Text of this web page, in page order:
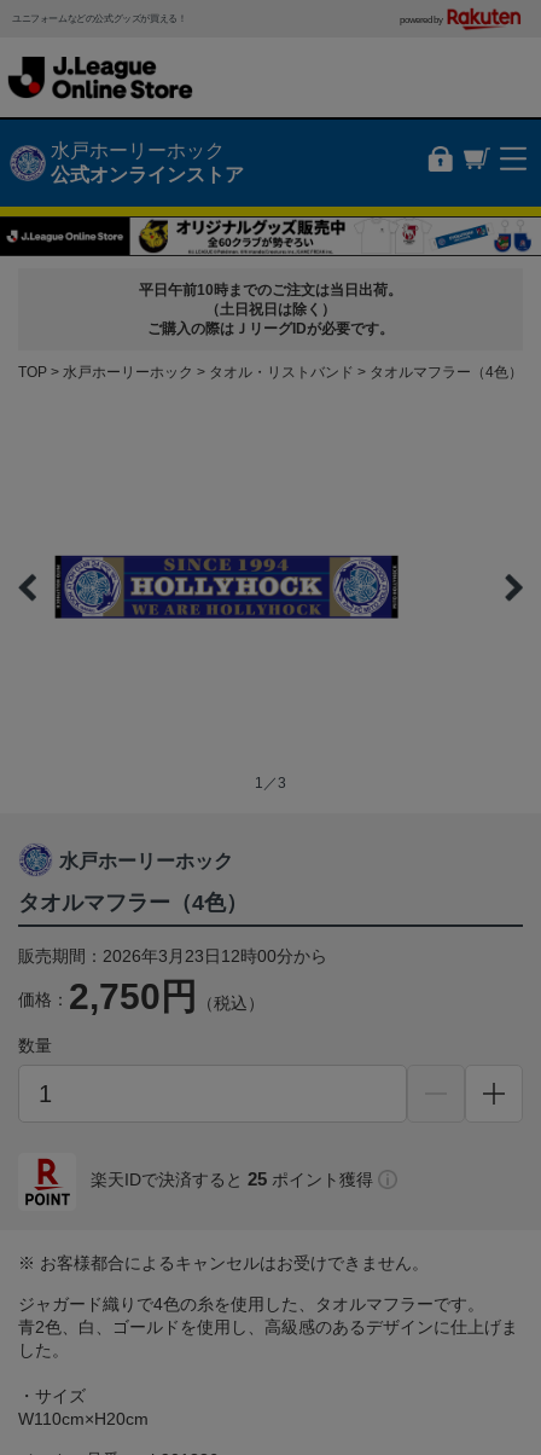
ユニフォームなどの公式グッズが買える！ powered by
水戸ホーリーホック
公式オンラインストア
平日午前10時までのご注文は当日出荷。
（土日祝日は除く）
ご購入の際はＪリーグIDが必要です。
TOP 水戸ホーリーホック タオル・リストバンド タオルマフラー（4色）
1／3
水戸ホーリーホック
タオルマフラー（4色）
販売期間：2026年3月23日12時00分から
価格： 2,750円 （税込）
数量
楽天IDで決済すると 25 ポイント獲得
※ お客様都合によるキャンセルはお受けできません。
ジャガード織りで4色の糸を使用した、タオルマフラーです。
青2色、白、ゴールドを使用し、高級感のあるデザインに仕上げま
した。
・サイズ
W110cm×H20cm